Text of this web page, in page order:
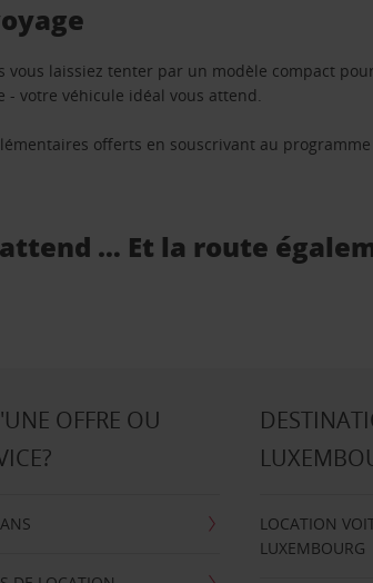
vous laissiez tenter par un modèle compact
- votre véhicule idéal vous attend.
offerts en souscrivant au
… Et la route
OFFRE OU
LOCATION
LUXEMBOURG